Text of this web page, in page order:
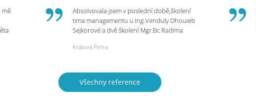
mě
Absolvovala jsem v poslední době,školení
tima managementu u Ing.Venduly Dhouieb
Sejkorové a dvě školení Mgr.Bc Radima
doporučit,neboť mi změnily pohled na
Králová Petra
Všechny reference